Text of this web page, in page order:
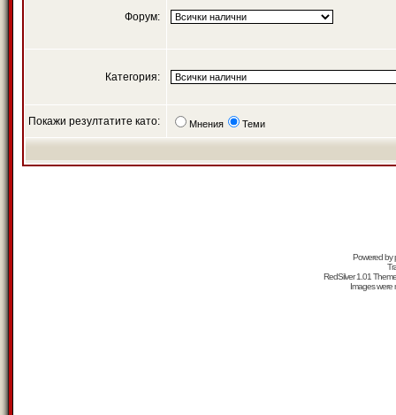
Форум:
Категория:
Покажи резултатите като: Мнения Теми
Powered by
RedSilver 1.01
Images were